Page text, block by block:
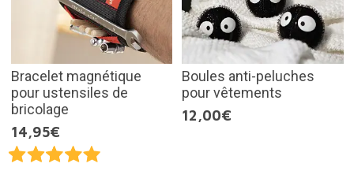
Bracelet magnétique
pour ustensiles de
bricolage
14,95€
Boules anti-peluches
pour vêtements
12,00€